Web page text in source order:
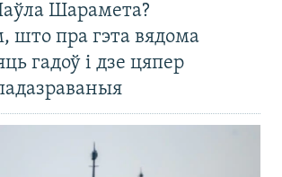
Шарамета?
што пра гэта вядома
гадоў і дзе цяпер